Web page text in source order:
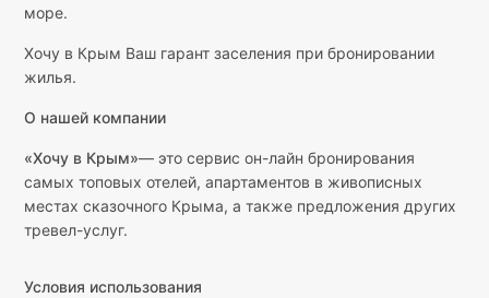
море.
Хочу в Крым Ваш гарант заселения при бронировании
жилья.
О нашей компании
«Хочу в Крым»— это сервис он-лайн бронирования
самых топовых отелей, апартаментов в живописных
местах сказочного Крыма, а также предложения других
тревел-услуг.
Условия использования